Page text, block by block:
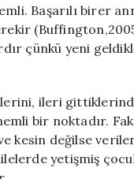
Başarılı birer
çünkü yeni
ileri
bir noktadır.
kesin değilse
yetişmiş